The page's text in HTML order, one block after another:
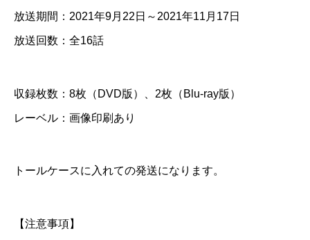
タ
全
D
放送期間：2021年9月22日～2021年11月17日
放送回数：全16話
収録枚数：8枚（DVD版）、2枚（Blu-ray版）
レーベル：画像印刷あり
トールケースに入れての発送になります。
【注意事項】